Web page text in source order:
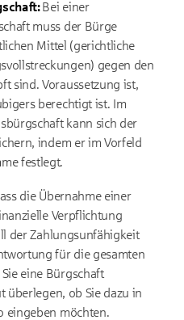
Bei einer
muss der Bürge
Mittel (gerichtliche
gegen den
sind. Voraussetzung ist,
berechtigt ist. Im
kann sich der
indem er im Vorfeld
festlegt.
die Übernahme einer
Verpflichtung
der Zahlungsunfähigkeit
für die gesamten
eine Bürgschaft
überlegen, ob Sie dazu in
eingeben möchten.